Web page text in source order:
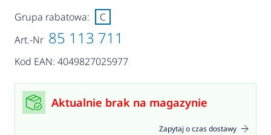
Art.-Nr 85 113 711
Kod EAN: 4049827025977
Grupa rabatowa: C
Aktualnie brak na magazynie
Zapytaj o czas dostawy